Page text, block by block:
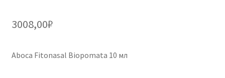
3008,00₽
Aboca Fitonasal Biopomata 10 мл